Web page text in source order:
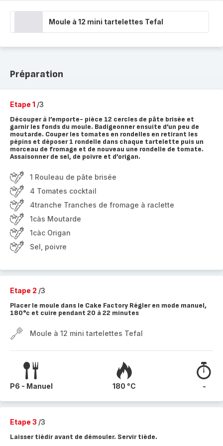
Moule à 12 mini tartelettes Tefal
Préparation
Etape 1 /3
Découper à l’emporte- pièce 12 cercles de pâte brisée et
garnir les fonds du moule. Badigeonner ensuite d’un peu de
moutarde. Couper les tomates en rondelles en retirant les
pépins et déposer 1 rondelle dans chaque tartelette puis un
morceau de fromage et de nouveau une rondelle de tomate.
Assaisonner de sel, de poivre et d’origan.
1 Rouleau de pâte brisée
4 Tomates cocktail
4tranche Tranches de fromage à raclette
1càs Moutarde
1càc Origan
Sel, poivre
Etape 2 /3
Placer le moule dans le Cake Factory Régler en mode manuel,
180°c et cuire pendant 20 à 22 minutes
Moule à 12 mini tartelettes Tefal
P6 - Manuel 180 °C -
Etape 3 /3
Laisser tiédir avant de démouler. Servir tiède.